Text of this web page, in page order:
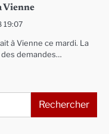
Vienne
19:07
à Vienne ce mardi. La
demandes…
Rechercher